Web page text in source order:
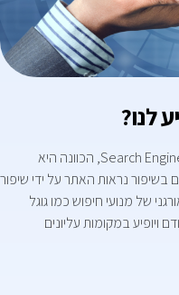
SEO זה ראשי תיבות לביטוי Search Engine Optimization, הכוונה היא
נראות האתר על ידי שיפור
של מנועי חיפוש כמו גוגל
במקומות עליונים